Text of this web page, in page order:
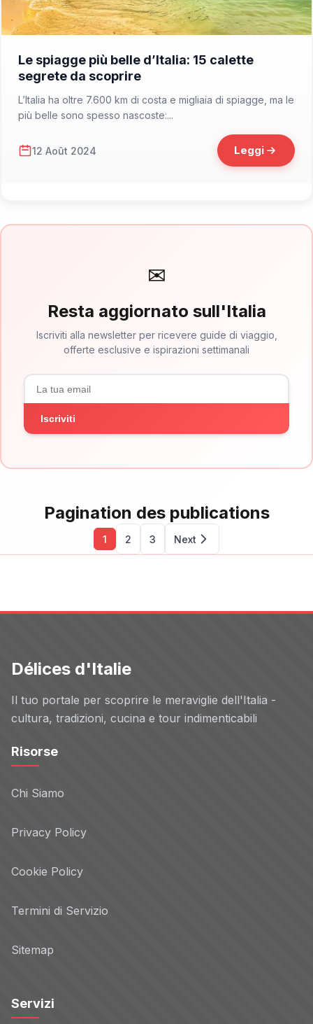
Le spiagge più belle d’Italia: 15 calette
segrete da scoprire
L’Italia ha oltre 7.600 km di costa e migliaia di spiagge, ma le
più belle sono spesso nascoste:...
12 Août 2024 Leggi
✉
Resta aggiornato sull'Italia
Iscriviti alla newsletter per ricevere guide di viaggio,
offerte esclusive e ispirazioni settimanali
Iscriviti
Pagination des publications
1 2 3 Next
Délices d'Italie
Il tuo portale per scoprire le meraviglie dell'Italia -
cultura, tradizioni, cucina e tour indimenticabili
Risorse
Chi Siamo
Privacy Policy
Cookie Policy
Termini di Servizio
Sitemap
Servizi